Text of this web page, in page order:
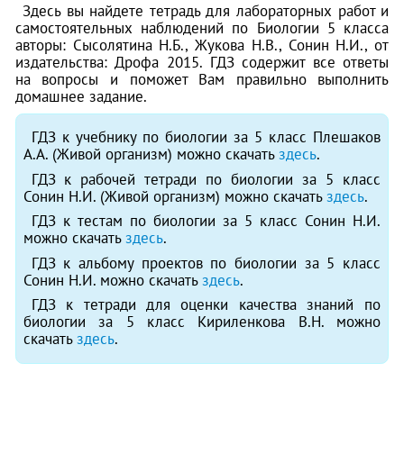
Здесь вы найдете тетрадь для лабораторных работ и
самостоятельных наблюдений по Биологии 5 класса
авторы: Сысолятина Н.Б., Жукова Н.В., Сонин Н.И., от
издательства: Дрофа 2015. ГДЗ содержит все ответы
на вопросы и поможет Вам правильно выполнить
домашнее задание.
ГДЗ к учебнику по биологии за 5 класс Плешаков
А.А. (Живой организм) можно скачатьздесь.
ГДЗ к рабочей тетради по биологии за 5 класс
Сонин Н.И. (Живой организм) можно скачатьздесь.
ГДЗ к тестам по биологии за 5 класс Сонин Н.И.
можно скачатьздесь.
ГДЗ к альбому проектов по биологии за 5 класс
Сонин Н.И. можно скачатьздесь.
ГДЗ к тетради для оценки качества знаний по
биологии за 5 класс Кириленкова В.Н. можно
скачатьздесь.